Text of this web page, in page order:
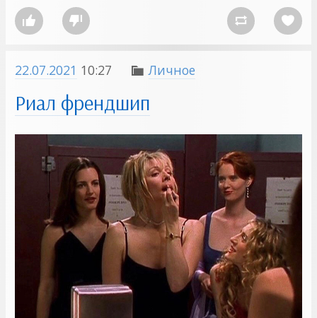
   
22.07.2021 10:27  Личное
Риал френдшип